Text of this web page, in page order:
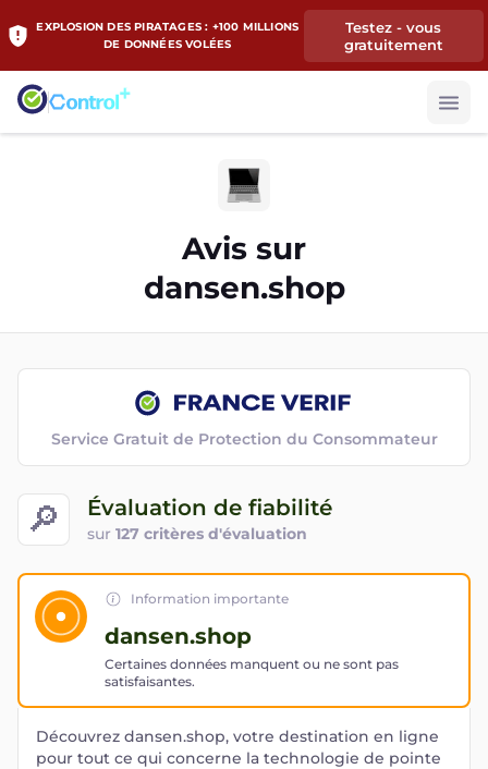
EXPLOSION DES PIRATAGES : +100 MILLIONS
DE DONNÉES VOLÉES
Testez - vous
gratuitement
Avis sur
dansen.shop
🔎 Évaluation de fiabilité
sur 127 critères d'évaluation
Service Gratuit de Protection du Consommateur
Information importante
dansen.shop
Certaines données manquent ou ne sont pas
satisfaisantes.
Découvrez dansen.shop, votre destination en ligne
pour tout ce qui concerne la technologie de pointe